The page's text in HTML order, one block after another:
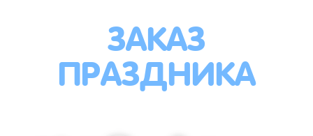
ЗАКАЗ
ПРАЗДНИКА